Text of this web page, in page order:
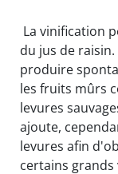
La vinification
du jus de
produire
les fruits mûrs
levures
ajoute,
levures afin
certains